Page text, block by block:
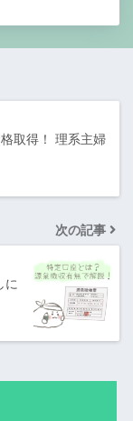
取得！ 理系主婦
次の記事
に